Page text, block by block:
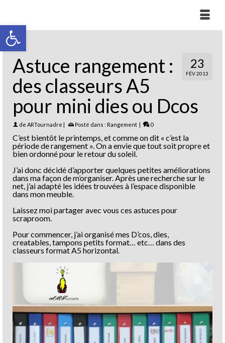
Ouvrir la barre d’outils
23
FÉV 2013
Astuce rangement :
des classeurs A5
pour mini dies ou Dcos
de ARTournadre | Posté dans : Rangement | 0
C’est bientôt le printemps, et comme on dit « c’est la
période de rangement ». On a envie que tout soit propre et
bien ordonné pour le retour du soleil.
J’ai donc décidé d’apporter quelques petites améliorations
dans ma façon de m’organiser. Après une recherche sur le
net, j’ai adapté les idées trouvées à l’espace disponible
dans mon meuble.
Laissez moi partager avec vous ces astuces pour
scraproom.
Pour commencer, j’ai organisé mes D’cos, dies,
creatables, tampons petits format… etc… dans des
classeurs format A5 horizontal.